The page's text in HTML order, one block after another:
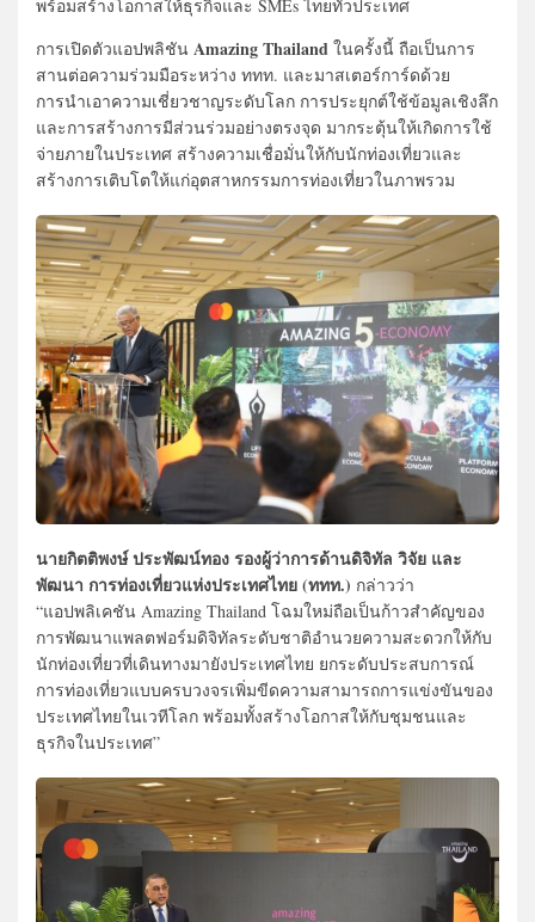
พร้อมสร้างโอกาสให้ธุรกิจและ SMEs ไทยทั่วประเทศ
การเปิดตัวแอปพลิชัน Amazing Thailand ในครั้งนี้ ถือเป็นการ
สานต่อความร่วมมือระหว่าง ททท. และมาสเตอร์การ์ดด้วย
การนำเอาความเชี่ยวชาญระดับโลก การประยุกต์ใช้ข้อมูลเชิงลึก
และการสร้างการมีส่วนร่วมอย่างตรงจุด มากระตุ้นให้เกิดการใช้
จ่ายภายในประเทศ สร้างความเชื่อมั่นให้กับนักท่องเที่ยวและ
สร้างการเติบโตให้แก่อุตสาหกรรมการท่องเที่ยวในภาพรวม
นายกิตติพงษ์ ประพัฒน์ทอง รองผู้ว่าการด้านดิจิทัล วิจัย และ
พัฒนา การท่องเที่ยวแห่งประเทศไทย (ททท.) กล่าวว่า
“แอปพลิเคชัน Amazing Thailand โฉมใหม่ถือเป็นก้าวสำคัญของ
การพัฒนาแพลตฟอร์มดิจิทัลระดับชาติอำนวยความสะดวกให้กับ
นักท่องเที่ยวที่เดินทางมายังประเทศไทย ยกระดับประสบการณ์
การท่องเที่ยวแบบครบวงจรเพิ่มขีดความสามารถการแข่งขันของ
ประเทศไทยในเวทีโลก พร้อมทั้งสร้างโอกาสให้กับชุมชนและ
ธุรกิจในประเทศ”